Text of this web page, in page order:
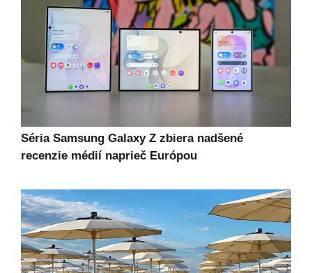
Séria Samsung Galaxy Z zbiera nadšené
recenzie médií naprieč Európou